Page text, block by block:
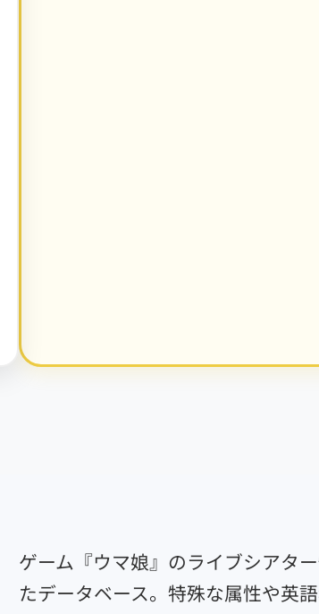
ゲーム『ウマ娘』のライブシアタ
たデータベース。特殊な属性や英